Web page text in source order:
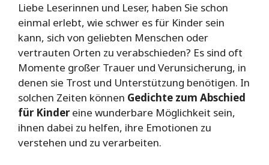
Liebe Leserinnen und Leser, haben Sie schon
einmal erlebt, wie schwer es für Kinder sein
kann, sich von geliebten Menschen oder
vertrauten Orten zu verabschieden? Es sind oft
Momente großer Trauer und Verunsicherung, in
denen sie Trost und Unterstützung benötigen. In
solchen Zeiten können Gedichte zum Abschied
für Kindereine wunderbare Möglichkeit sein,
ihnen dabei zu helfen, ihre Emotionen zu
verstehen und zu verarbeiten.